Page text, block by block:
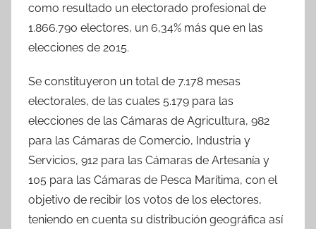
como resultado un electorado profesional de
1.866.790 electores, un 6,34% más que en las
elecciones de 2015.
Se constituyeron un total de 7.178 mesas
electorales, de las cuales 5.179 para las
elecciones de las Cámaras de Agricultura, 982
para las Cámaras de Comercio, Industria y
Servicios, 912 para las Cámaras de Artesanía y
105 para las Cámaras de Pesca Marítima, con el
objetivo de recibir los votos de los electores,
teniendo en cuenta su distribución geográfica así